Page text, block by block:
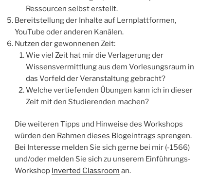
Ressourcen selbst erstellt.
Bereitstellung der Inhalte auf Lernplattformen,
YouTube oder anderen Kanälen.
Nutzen der gewonnenen Zeit:
Wie viel Zeit hat mir die Verlagerung der
Wissensvermittlung aus dem Vorlesungsraum in
das Vorfeld der Veranstaltung gebracht?
Welche vertiefenden Übungen kann ich in dieser
Zeit mit den Studierenden machen?
Die weiteren Tipps und Hinweise des Workshops
würden den Rahmen dieses Blogeintrags sprengen.
Bei Interesse melden Sie sich gerne bei mir (-1566)
und/oder melden Sie sich zu unserem Einführungs-
Workshop Inverted Classroom an.